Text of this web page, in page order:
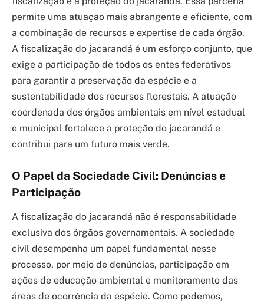
permite uma atuação mais abrangente e eficiente, com
a combinação de recursos e expertise de cada órgão.
A fiscalização do jacarandá é um esforço conjunto, que
exige a participação de todos os entes federativos
para garantir a preservação da espécie e a
sustentabilidade dos recursos florestais. A atuação
coordenada dos órgãos ambientais em nível estadual
e municipal fortalece a proteção do jacarandá e
contribui para um futuro mais verde.
O Papel da Sociedade Civil: Denúncias e
Participação
A fiscalização do jacarandá não é responsabilidade
exclusiva dos órgãos governamentais. A sociedade
civil desempenha um papel fundamental nesse
processo, por meio de denúncias, participação em
ações de educação ambiental e monitoramento das
áreas de ocorrência da espécie. Como podemos,